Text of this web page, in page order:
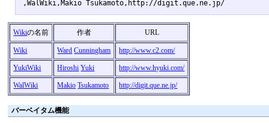
Wikiの名前 作者 URL
Wiki Ward Cunningham http://www.c2.com/
YukiWiki Hiroshi Yuki http://www.hyuki.com/
WalWiki Makio Tsukamoto http://digit.que.ne.jp/
バーベイタム機能